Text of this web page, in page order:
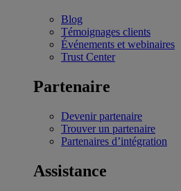
Blog
Témoignages clients
Événements et webinaires
Trust Center
Partenaire
Devenir partenaire
Trouver un partenaire
Partenaires d’intégration
Assistance